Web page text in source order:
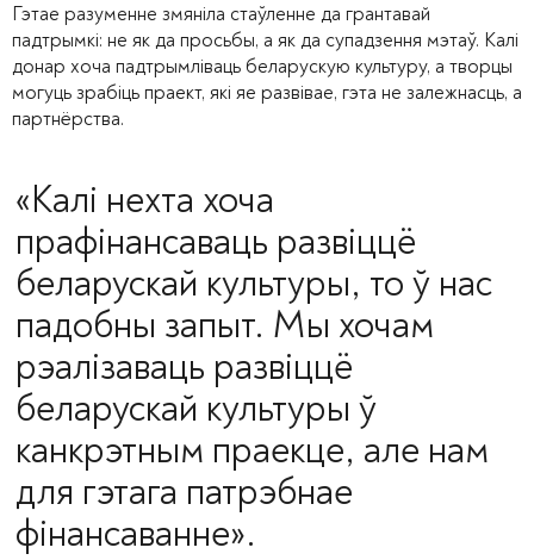
Гэтае разуменне змяніла стаўленне да грантавай
падтрымкі: не як да просьбы, а як да супадзення мэтаў. Калі
донар хоча падтрымліваць беларускую культуру, а творцы
могуць зрабіць праект, які яе развівае, гэта не залежнасць, а
партнёрства.
«Калі нехта хоча
прафінансаваць развіццё
беларускай культуры, то ў нас
падобны запыт. Мы хочам
рэалізаваць развіццё
беларускай культуры ў
канкрэтным праекце, але нам
для гэтага патрэбнае
фінансаванне».